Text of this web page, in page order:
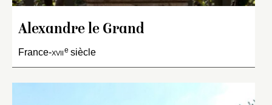
Alexandre le Grand
France-xviie siècle